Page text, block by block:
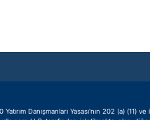
Danışmanları Yasası'nın 202 (a) (11)